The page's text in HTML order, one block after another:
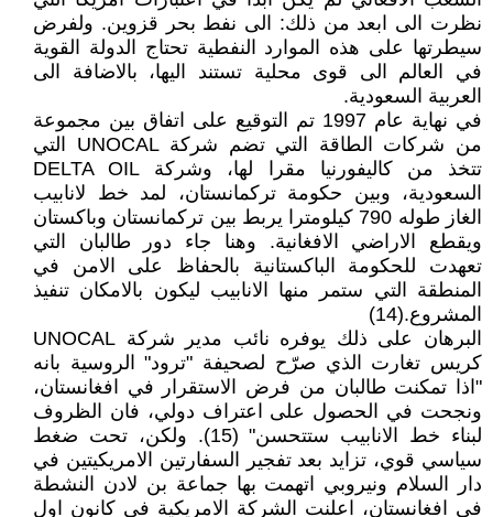
نظرت الى ابعد من ذلك: الى نفط بحر قزوين. ولفرض
سيطرتها على هذه الموارد النفطية تحتاج الدولة القوية
في العالم الى قوى محلية تستند اليها، بالاضافة الى
العربية السعودية.
في نهاية عام 1997 تم التوقيع على اتفاق بين مجموعة
من شركات الطاقة التي تضم شركة UNOCAL التي
تتخذ من كاليفورنيا مقرا لها، وشركة DELTA OIL
السعودية، وبين حكومة تركمانستان، لمد خط لانابيب
الغاز طوله 790 كيلومترا يربط بين تركمانستان وباكستان
ويقطع الاراضي الافغانية. وهنا جاء دور طالبان التي
تعهدت للحكومة الباكستانية بالحفاظ على الامن في
المنطقة التي ستمر منها الانابيب ليكون بالامكان تنفيذ
المشروع.(14)
البرهان على ذلك يوفره نائب مدير شركة UNOCAL
كريس تغارت الذي صرّح لصحيفة "ترود" الروسية بانه
"اذا تمكنت طالبان من فرض الاستقرار في افغانستان،
ونجحت في الحصول على اعتراف دولي، فان الظروف
لبناء خط الانابيب ستتحسن" (15). ولكن، تحت ضغط
سياسي قوي، تزايد بعد تفجير السفارتين الامريكيتين في
دار السلام ونيروبي اتهمت بها جماعة بن لادن النشطة
في افغانستان، اعلنت الشركة الامريكية في كانون اول